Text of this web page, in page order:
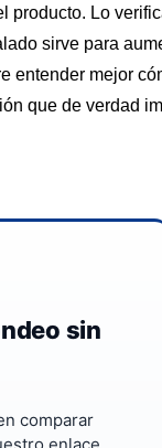
producto. Lo
sirve para
entender mejor
que de verdad
sin
comparar